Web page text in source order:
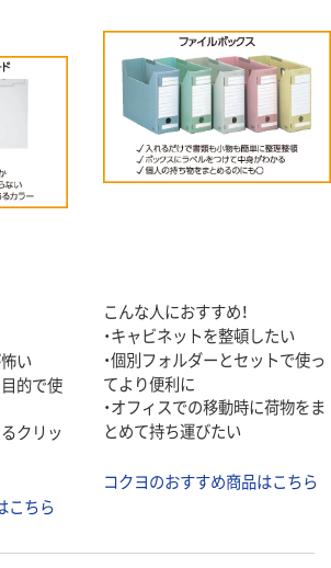
い
的で使
クリッ
こちら
こんな人におすすめ！
・キャビネットを整頓したい
・個別フォルダーとセットで使っ
てより便利に
・オフィスでの移動時に荷物をま
とめて持ち運びたい
コクヨのおすすめ商品はこちら